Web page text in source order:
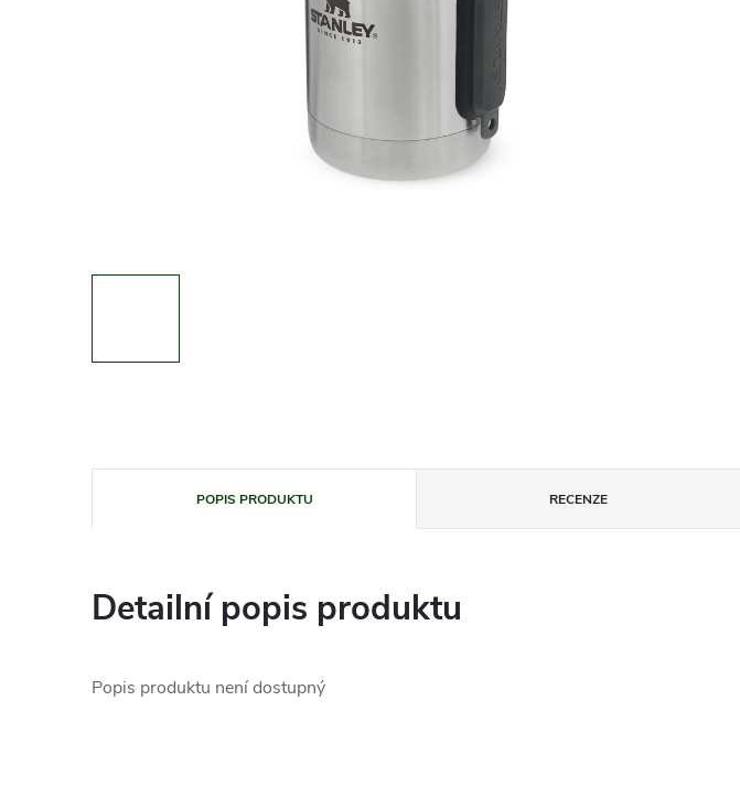
POPIS PRODUKTU RECENZE
Detailní popis produktu
Popis produktu není dostupný